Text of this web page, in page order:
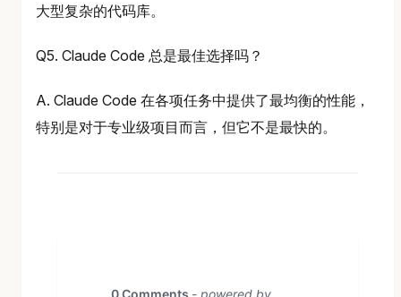
大型复杂的代码库。
Q5. Claude Code 总是最佳选择吗？
A. Claude Code 在各项任务中提供了最均衡的性能，
特别是对于专业级项目而言，但它不是最快的。